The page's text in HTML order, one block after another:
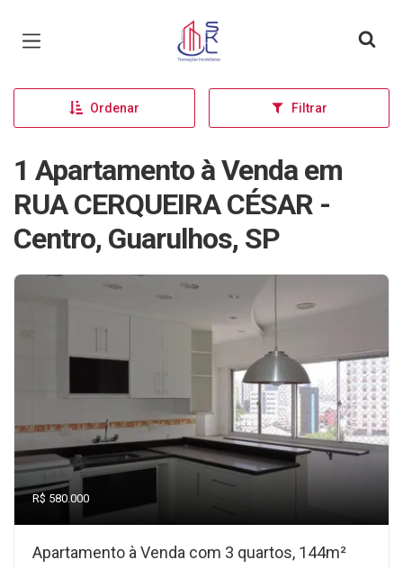
Página inicial
Ordenar Filtrar
1 Apartamento à Venda em
RUA CERQUEIRA CÉSAR -
Centro, Guarulhos, SP
R$ 580.000
Apartamento à Venda com 3 quartos, 144m²